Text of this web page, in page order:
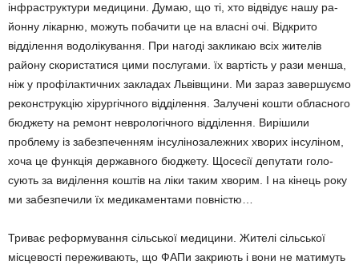
інфраструктури медицини. Думаю, що ті, хто відвідує нашу ра­
йонну лікарню, можуть побачити це на власні очі. Відкрито
відділення водолікування. При нагоді закликаю всіх жителів
району скориста­тися цими послугами. їх вартість у рази менша,
ніж у профілактичних закладах Львівщини. Ми зараз завершуємо
реконструкцію хірургічного відділення. Залучені кошти обласного
бюд­жету на ремонт неврологічного відділення. Вирішили
проблему із забезпеченням інсулінозалежних хворих інсуліном,
хоча це функція державного бюджету. Щосесії депутати голо­
сують за виділення коштів на ліки таким хво­рим. І на кінець року
ми забезпечили їх медика­ментами повністю…
Триває реформування сільської меди­цини. Жителі сільської
місцевості пережи­вають, що ФАПи закриють і вони не матимуть